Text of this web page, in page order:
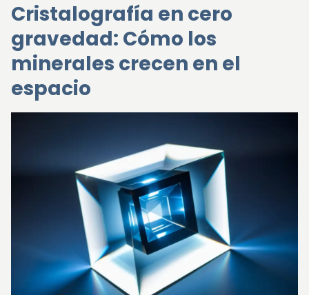
Cristalografía en cero
gravedad: Cómo los
minerales crecen en el
espacio